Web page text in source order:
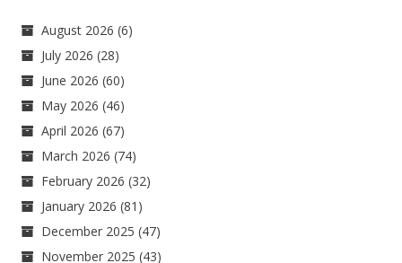
August 2026 (6)
July 2026 (28)
June 2026 (60)
May 2026 (46)
April 2026 (67)
March 2026 (74)
February 2026 (32)
January 2026 (81)
December 2025 (47)
November 2025 (43)